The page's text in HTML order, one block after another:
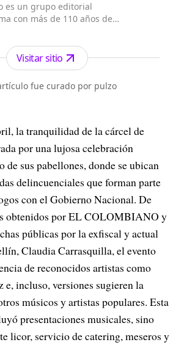
es un grupo editorial
con más de 110 años de
en la ciudad de Medellín en
el 6 de febrero de 1912 por
Pérez, se ha especializado en
y generación de contenidos
diferentes plataformas en las
a...
Visitar sitio
fue curado por pulzo
la tranquilidad de la cárcel de
por una lujosa celebración
de sus pabellones, donde se ubican
delincuenciales que forman parte
con el Gobierno Nacional. De
obtenidos por EL COLOMBIANO y
públicas por la exfiscal y actual
Claudia Carrasquilla, el evento
de reconocidos artistas como
e, incluso, versiones sugieren la
músicos y artistas populares. Esta
presentaciones musicales, sino
licor, servicio de catering, meseros y